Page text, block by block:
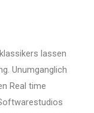
lassen
Unumganglich
Real time